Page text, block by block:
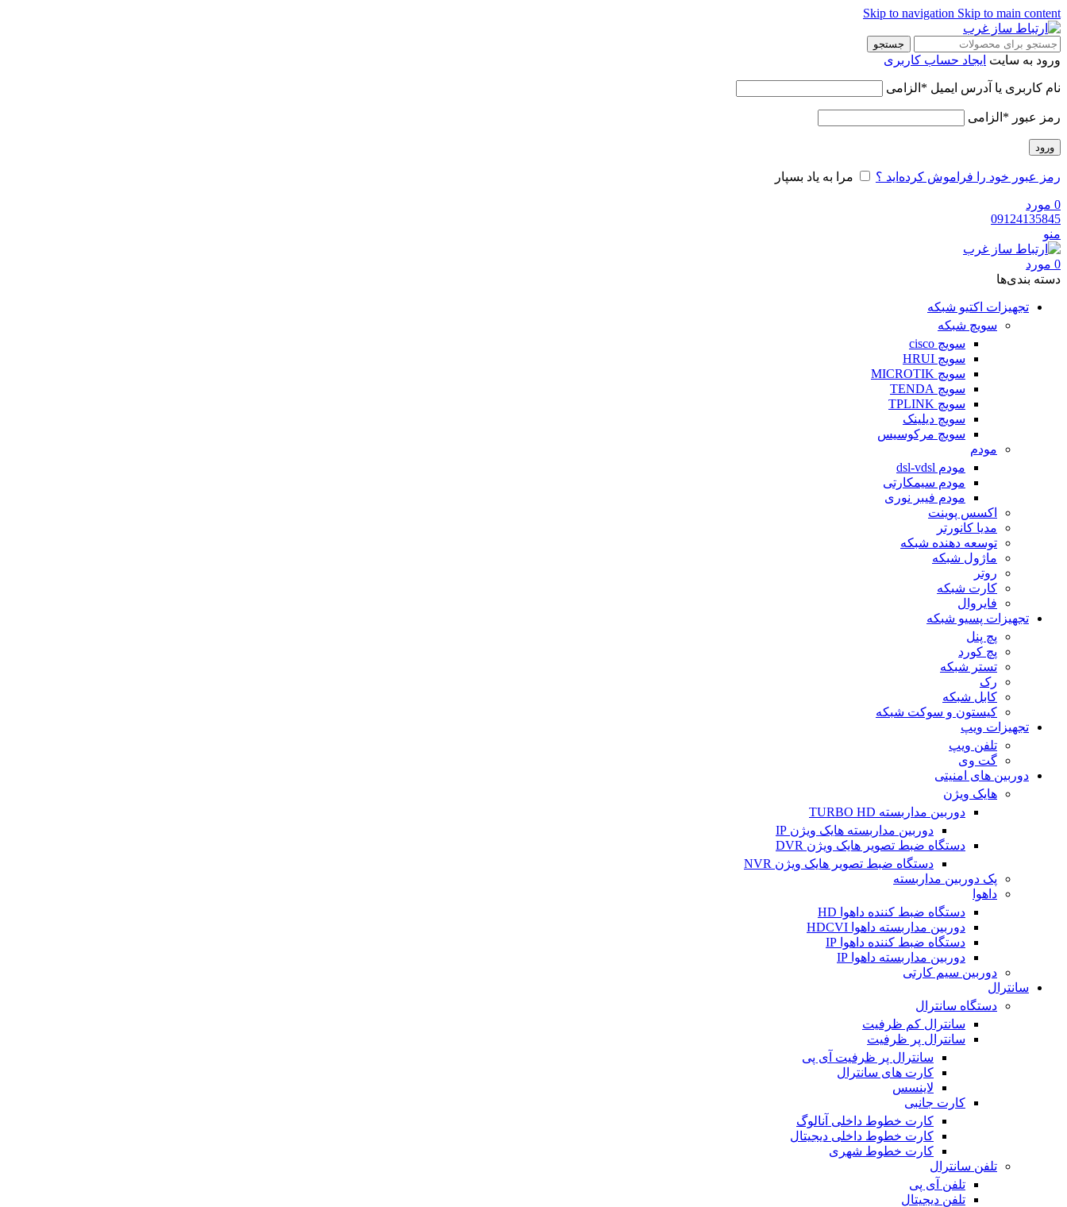
Skip to navigation Skip to main content
جستجو
ورود به سایت ایجاد حساب کاربری
نام کاربری یا آدرس ایمیل * الزامی
رمز عبور * الزامی
ورود
رمز عبور خود را فراموش کرده‌اید ؟ مرا به یاد بسپار
0 مورد
09124135845
منو
0 مورد
دسته‌ بندی‌ها
تجهیزات اکتیو شبکه
سویچ شبکه
سویچ cisco
سویچ HRUI
سویچ MICROTIK
سویچ TENDA
سویچ TPLINK
سویچ دیلینک
سویچ مرکوسیس
مودم
مودم dsl-vdsl
مودم سیمکارتی
مودم فیبر نوری
اکسس پوینت
مدیا کانورتر
توسعه دهنده شبکه
ماژول شبکه
روتر
کارت شبکه
فایروال
تجهیزات پسیو شبکه
پچ پنل
پچ کورد
تستر شبکه
رک
کابل شبکه
کیستون و سوکت شبکه
تجهیزات ویپ
تلفن ویپ
گت وی
دوربین های امنیتی
هایک ویژن
دوربین مداربسته TURBO HD
دوربین مداربسته هایک ویژن IP
دستگاه ضبط تصویر هایک ویژن DVR
دستگاه ضبط تصویر هایک ویژن NVR
پک دوربین مداربسته
داهوا
دستگاه ضبط کننده داهوا HD
دوربین مداربسته داهوا HDCVI
دستگاه ضبط کننده داهوا IP
دوربین مداربسته داهوا IP
دوربین سیم کارتی
سانترال
دستگاه سانترال
سانترال کم ظرفیت
سانترال پر ظرفیت
سانترال پر ظرفیت آی پی
کارت های سانترال
لاینسس
کارت جانبی
کارت خطوط داخلی آنالوگ
کارت خطوط داخلی دیجیتال
کارت خطوط شهری
تلفن سانترال
تلفن آی پی
تلفن دیجیتال